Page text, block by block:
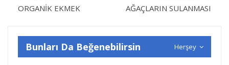
ORGANİK EKMEK AĞAÇLARIN SULANMASI
Herşey
Bunları Da Beğenebilirsin